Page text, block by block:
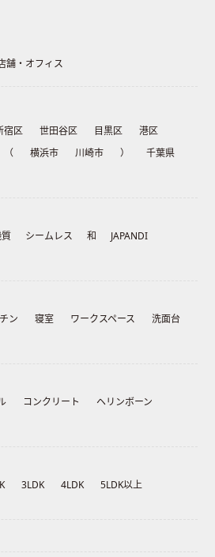
舗・オフィス
宿区 世田谷区 目黒区
港区
（ 横浜市 川崎市 ）
千葉県
シームレス 和
JAPANDI
ン 寝室 ワークスペース
洗面台
コンクリート
ヘリンボーン
3LDK 4LDK 5LDK以上